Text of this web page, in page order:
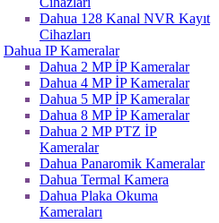
Dahua 128 Kanal NVR Kayıt
Cihazları
Dahua IP Kameralar
Dahua 2 MP İP Kameralar
Dahua 4 MP İP Kameralar
Dahua 5 MP İP Kameralar
Dahua 8 MP İP Kameralar
Dahua 2 MP PTZ İP
Kameralar
Dahua Panaromik Kameralar
Dahua Termal Kamera
Dahua Plaka Okuma
Kameraları